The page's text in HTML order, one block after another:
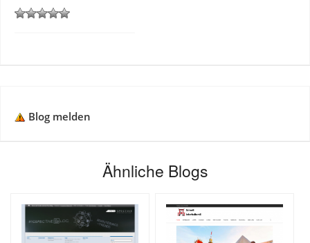
Blog melden
Ähnliche Blogs